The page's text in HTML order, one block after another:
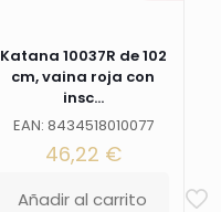
Katana 10037R de 102
cm, vaina roja con
insc...
EAN: 8434518010077
46,22 €
Añadir al carrito